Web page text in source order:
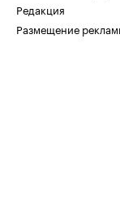
Редакция
Размещение